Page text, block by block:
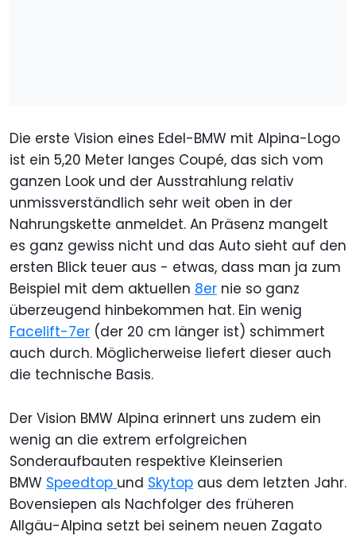
Die erste Vision eines Edel-BMW mit Alpina-Logo
ist ein 5,20 Meter langes Coupé, das sich vom
ganzen Look und der Ausstrahlung relativ
unmissverständlich sehr weit oben in der
Nahrungskette anmeldet. An Präsenz mangelt
es ganz gewiss nicht und das Auto sieht auf den
ersten Blick teuer aus - etwas, dass man ja zum
Beispiel mit dem aktuellen 8er nie so ganz
überzeugend hinbekommen hat. Ein wenig
Facelift-7er (der 20 cm länger ist) schimmert
auch durch. Möglicherweise liefert dieser auch
die technische Basis.
Der Vision BMW Alpina erinnert uns zudem ein
wenig an die extrem erfolgreichen
Sonderaufbauten respektive Kleinserien
BMW Speedtop und Skytop aus dem letzten Jahr.
Bovensiepen als Nachfolger des früheren
Allgäu-Alpina setzt bei seinem neuen Zagato